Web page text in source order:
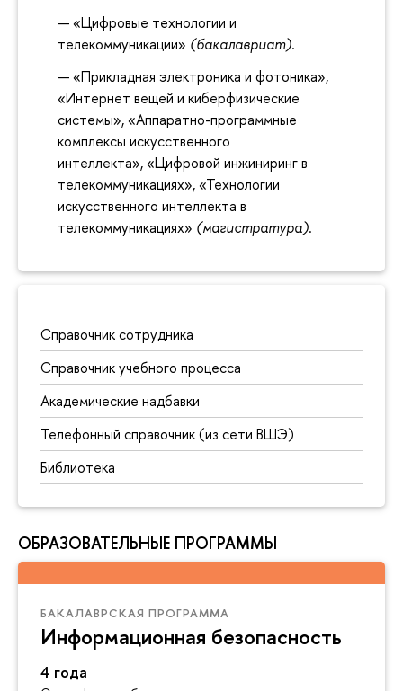
«Цифровые технологии и
телекоммуникации» (бакалавриат).
«Прикладная электроника и фотоника»,
«Интернет вещей и киберфизические
системы», «Аппаратно-программные
комплексы искусственного
интеллекта», «Цифровой инжиниринг в
телекоммуникациях», «Технологии
искусственного интеллекта в
телекоммуникациях» (магистратура).
Справочник сотрудника
Справочник учебного процесса
Академические надбавки
Телефонный справочник (из сети ВШЭ)
Библиотека
ОБРАЗОВАТЕЛЬНЫЕ ПРОГРАММЫ
БАКАЛАВРСКАЯ ПРОГРАММА
Информационная безопасность
4 года